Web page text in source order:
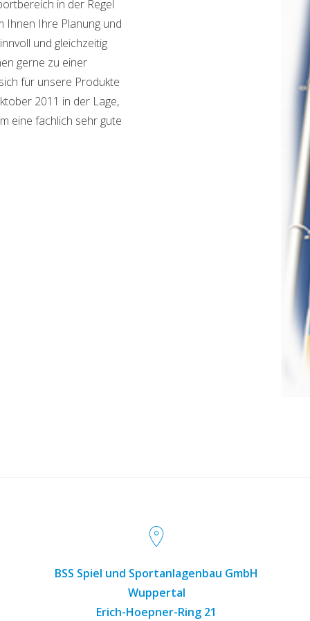
in der Regel
Ihnen Ihre Planung und
und gleichzeitig
gerne zu einer
für unsere Produkte
2011 in der Lage,
eine fachlich sehr gute
BSS Spiel und Sportanlagenbau GmbH
Wuppertal
Erich-Hoepner-Ring 21